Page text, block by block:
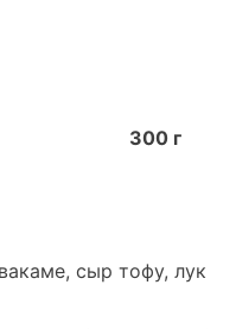
300 г
сыр тофу, лук